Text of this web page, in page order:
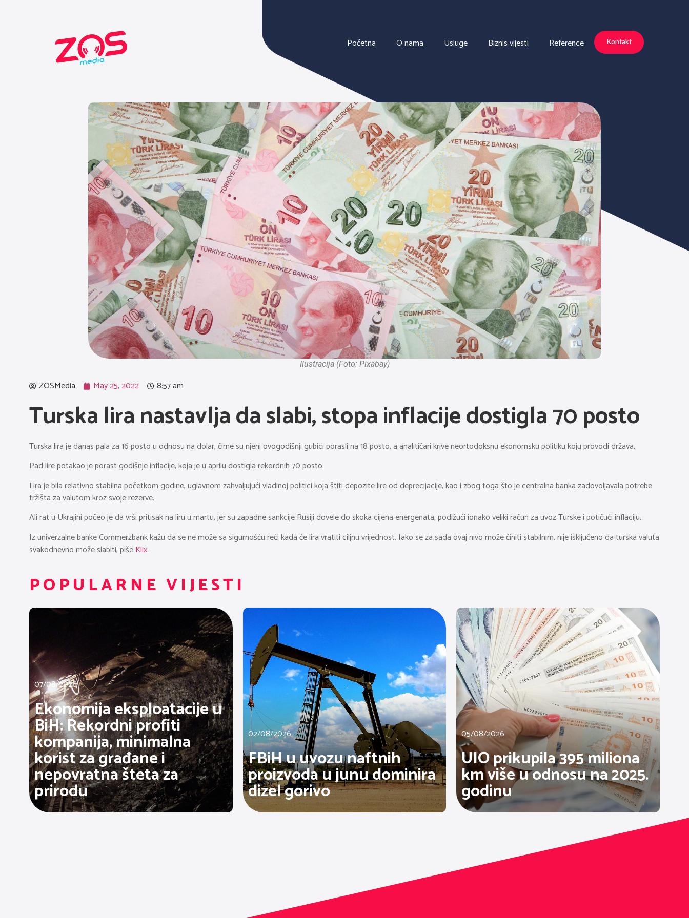
Početna O nama Usluge Biznis vijesti Reference Kontakt
Ilustracija (Foto: Pixabay)
ZOSMedia May 25, 2022 8:57 am
Turska lira nastavlja da slabi, stopa inflacije dostigla 70 posto
Turska lira je danas pala za 16 posto u odnosu na dolar, čime su njeni ovogodišnji gubici porasli na 18 posto, a analitičari krive neortodoksnu ekonomsku politiku koju provodi država.
Pad lire potakao je porast godišnje inflacije, koja je u aprilu dostigla rekordnih 70 posto.
Lira je bila relativno stabilna početkom godine, uglavnom zahvaljujući vladinoj politici koja štiti depozite lire od deprecijacije, kao i zbog toga što je centralna banka zadovoljavala potrebe
tržišta za valutom kroz svoje rezerve.
Ali rat u Ukrajini počeo je da vrši pritisak na liru u martu, jer su zapadne sankcije Rusiji dovele do skoka cijena energenata, podižući ionako veliki račun za uvoz Turske i potičući inflaciju.
Iz univerzalne banke Commerzbank kažu da se ne može sa sigurnošću reći kada će lira vratiti ciljnu vrijednost. Iako se za sada ovaj nivo može činiti stabilnim, nije isključeno da turska valuta
svakodnevno može slabiti, pišeKlix.
POPULARNE VIJESTI
07/08/2026
Ekonomija eksploatacije u
BiH: Rekordni profiti
kompanija, minimalna
korist za građane i
nepovratna šteta za
prirodu
02/08/2026
FBiH u uvozu naftnih
proizvoda u junu dominira
dizel gorivo
05/08/2026
UIO prikupila 395 miliona
km više u odnosu na 2025.
godinu